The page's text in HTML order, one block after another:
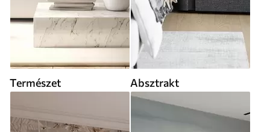
Természet Absztrakt